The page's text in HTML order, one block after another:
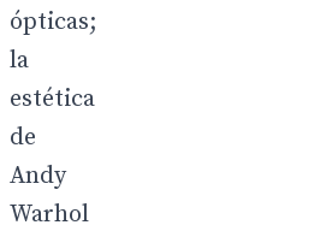
ópticas;
la
estética
de
Andy
Warhol